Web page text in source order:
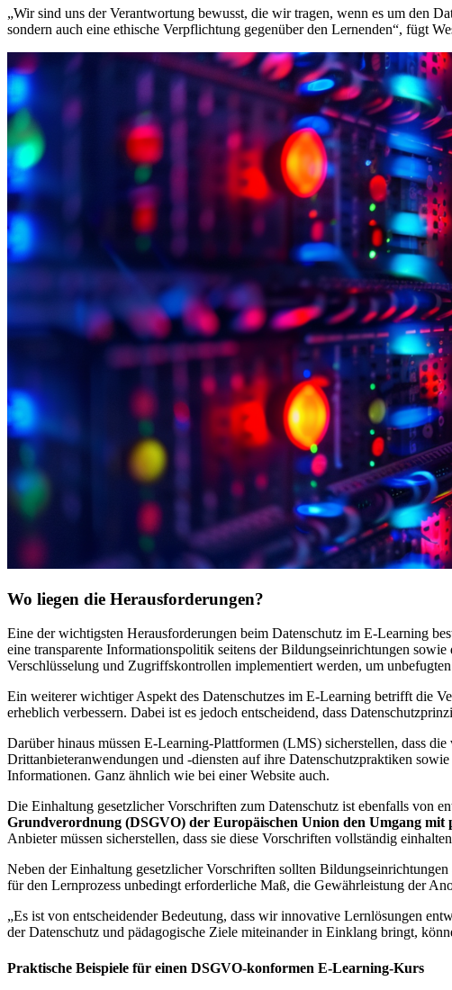
„Wir sind uns der Verantwortung bewusst, die wir tragen, wenn es um den
sondern auch eine ethische Verpflichtung gegenüber den Lernenden“, fügt
Wo liegen die Herausforderungen?
Eine der wichtigsten Herausforderungen beim Datenschutz im E-Learning
eine transparente Informationspolitik seitens der Bildungseinrichtungen
Verschlüsselung und Zugriffskontrollen implementiert werden, um
Ein weiterer wichtiger Aspekt des Datenschutzes im E-Learning betrifft die
erheblich verbessern. Dabei ist es jedoch entscheidend, dass
Darüber hinaus müssen E-Learning-Plattformen (LMS) sicherstellen, dass
Drittanbieteranwendungen und -diensten auf ihre Datenschutzpraktiken
Informationen. Ganz ähnlich wie bei einer Website auch.
Die Einhaltung gesetzlicher Vorschriften zum Datenschutz ist ebenfalls von
Grundverordnung (DSGVO) der Europäischen Union den Umgang mit
Anbieter müssen sicherstellen, dass sie diese Vorschriften vollständig
Neben der Einhaltung gesetzlicher Vorschriften sollten
für den Lernprozess unbedingt erforderliche Maß, die Gewährleistung der
„Es ist von entscheidender Bedeutung, dass wir innovative Lernlösungen
der Datenschutz und pädagogische Ziele miteinander in Einklang bringt,
Praktische Beispiele für einen DSGVO-konformen E-Learning-Kurs